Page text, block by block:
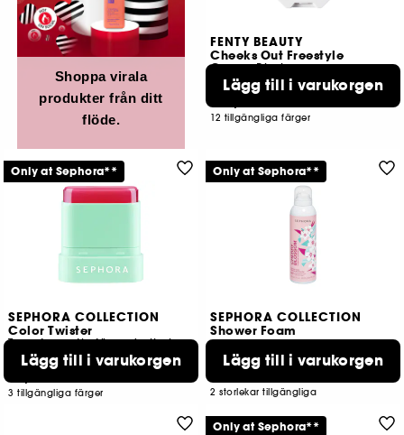
Shoppa virala
produkter från ditt
flöde.
FENTY BEAUTY
Cheeks Out Freestyle
Cream Blush
1508
189,00 KR
12 tillgängliga färger
Lägg till i varukorgen
SEPHORA COLLECTION
Color Twister
Transformativ färgad olja i stiftform
68
99,00 KR
3 tillgängliga färger
Lägg till i varukorgen
Only at Sephora**
SEPHORA COLLECTION
Shower Foam
1
2 storlekar tillgängliga
Lägg till i varukorgen
Only at Sephora**
Only at Sephora**